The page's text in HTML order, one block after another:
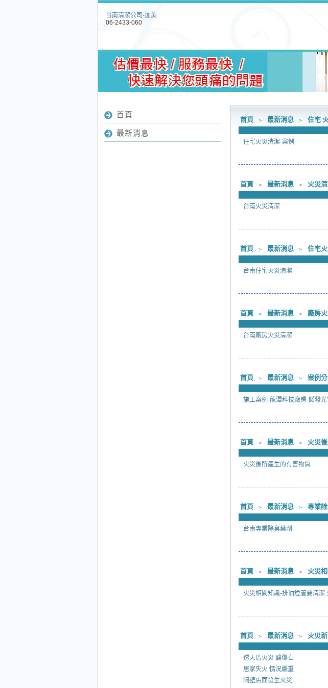
台南清潔公司-加美
06-2433-060
首頁 ﹥ 最新消息 ﹥ 住宅
住宅火災清潔-案例
首頁 ﹥ 最新消息 ﹥ 火災
台南火災清潔
首頁 ﹥ 最新消息 ﹥ 住宅
台南住宅火災清潔
首頁 ﹥ 最新消息 ﹥ 廠房
台南廠房火災清潔
首頁 ﹥ 最新消息 ﹥ 案例
施工案例-龍潭科技廠房-諾發
首頁 ﹥ 最新消息 ﹥ 火災
火災後所產生的有害物質
首頁 ﹥ 最新消息 ﹥ 專業
台南專業除臭藥劑
首頁 ﹥ 最新消息 ﹥ 火災
火災相關知識-排油煙管要清潔
首頁 ﹥ 最新消息 ﹥ 火災
透天厝火災 釀傷亡
居家失火 情況嚴重
隔壁店面發生火災
首頁
最新消息